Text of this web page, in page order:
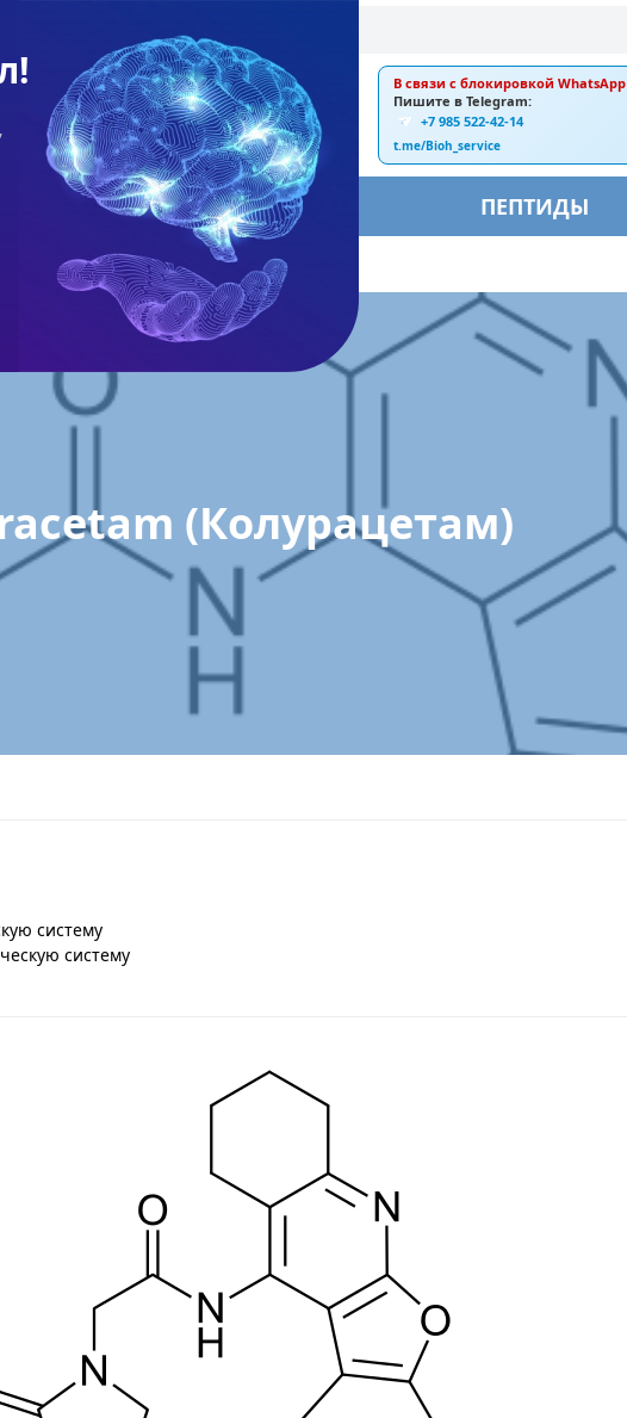
работы:
9:00–19:00
E-mail:
ankebiorus@gmail.com
В связи с блокировкой WhatsApp
Пишите в Telegram:
+7 985 522-42-14
t.me/Bioh_service
ГРИБЫ ПЕПТИДЫ
(Колурацетам)
систему
систему